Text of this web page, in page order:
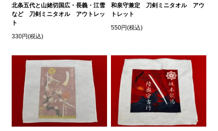
北条五代と山姥切国広・長義・江雪
など 刀剣ミニタオル アウトレッ
ト
330円(税込)
和泉守兼定 刀剣ミニタオル アウ
トレット
550円(税込)